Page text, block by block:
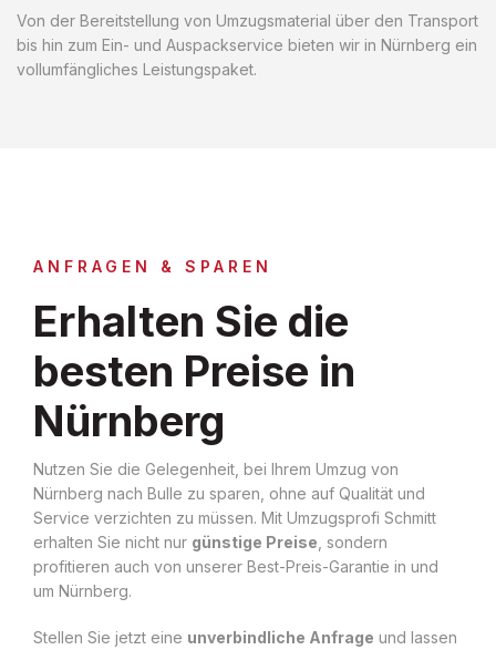
Von der Bereitstellung von Umzugsmaterial über den Transport
bis hin zum Ein- und Auspackservice bieten wir in Nürnberg ein
vollumfängliches Leistungspaket.
ANFRAGEN & SPAREN
Erhalten Sie die
besten Preise in
Nürnberg
Nutzen Sie die Gelegenheit, bei Ihrem Umzug von
Nürnberg nach Bulle zu sparen, ohne auf Qualität und
Service verzichten zu müssen. Mit Umzugsprofi Schmitt
erhalten Sie nicht nur günstige Preise , sondern
profitieren auch von unserer Best-Preis-Garantie in und
um Nürnberg.
Stellen Sie jetzt eine unverbindliche Anfrage und lassen